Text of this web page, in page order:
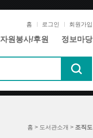
홈 로그인 회원가입
자원봉사/후원 정보마당
홈 > 도서관소개 > 조직도